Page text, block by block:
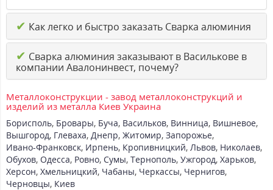
✔ Как легко и быстро заказать Сварка алюминия
✔ Сварка алюминия заказывают в Василькове в
компании Авалонинвест, почему?
Металлоконструкции - завод металлоконструкций и
изделий из металла Киев Украина
Борисполь, Бровары, Буча, Васильков, Винница, Вишневое,
Вышгород, Глеваха, Днепр, Житомир, Запорожье,
Ивано-Франковск, Ирпень, Кропивницкий, Львов, Николаев,
Обухов, Одесса, Ровно, Сумы, Тернополь, Ужгород, Харьков,
Херсон, Хмельницкий, Чабаны, Черкассы, Чернигов,
Черновцы, Киев